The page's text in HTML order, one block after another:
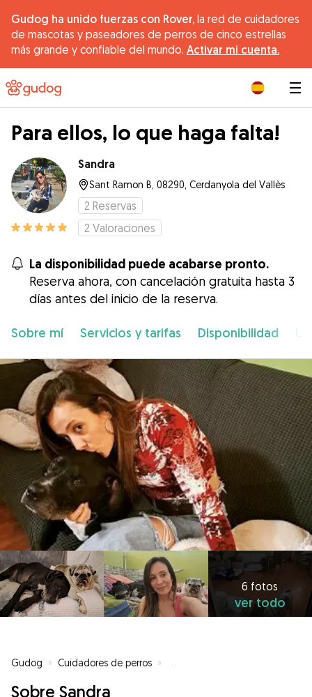
Gudog ha unido fuerzas con Rover, la red de cuidadores
de mascotas y paseadores de perros de cinco estrellas
más grande y confiable del mundo. Activar mi cuenta.
Para ellos, lo que haga falta!
Sandra
Sant Ramon B, 08290, Cerdanyola del Vallès
2 Reservas
2 Valoraciones
La disponibilidad puede acabarse pronto.
Reserva ahora, con cancelación gratuita hasta 3
días antes del inicio de la reserva.
Sobre mí Servicios y tarifas Disponibilidad
6 fotos
ver todo
Gudog » Cuidadores de perros » Cuidadores de perros en
Sobre Sandra